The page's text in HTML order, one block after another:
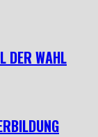
DER WAHL